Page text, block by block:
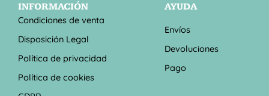
INFORMACIÓN
Condiciones de venta
Disposición Legal
Política de privacidad
Política de cookies
AYUDA
Envíos
Devoluciones
Pago